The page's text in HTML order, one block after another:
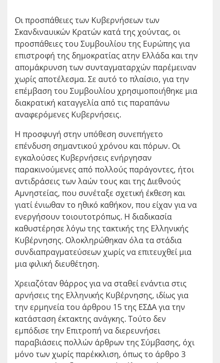
Οι προσπάθειες των Κυβερνήσεων των
Σκανδιναυικών Κρατών κατά της χούντας, οι
προσπάθειες του Συμβουλίου της Ευρώπης για
επιστροφή της δημοκρατίας ατην Ελλάδα και την
απομάκρυνση των συνταγματαρχών παρέμειναν
χωρίς αποτέλεσμα. Σε αυτό το πλαίσιο, για την
επέμβαση του Συμβουλίου χρησιμοποιήθηκε μια
διακρατική καταγγελία από τις παραπάνω
αναφερόμενες Κυβερνήσεις.
Η προσφυγή στην υπόθεση συνεπήγετο
επένδυση σημαντικού χρόνου και πόρων. Οι
εγκαλούσες Κυβερνήσεις ενήργησαν
παρακινούμενες από πολλούς παράγοντες, ήτοι
αντιδράσεις των λαών τους και της Διεθνούς
Αμνηστείας, που συνέταξε σχετική έκθεση και
γιατί ένιωθαν το ηθικό καθήκον, που είχαν για να
ενεργήσουν τοιουτοτρόπως. Η διαδικασία
καθυστέρησε λόγω της τακτικής της Ελληνικής
Κυβέρνησης. Ολοκληρώθηκαν όλα τα στάδια
συνδιαπραγματεύσεων χωρίς να επιτευχθεί μια
μια φιλική διευθέτηση.
Χρειαζόταν θάρρος για να σταθεί ενάντια στις
αρνήσεις της Ελληνικής Κυβέρνησης, ιδίως για
την ερμηνεία του άρθρου 15 της ΕΣΔΑ για την
κατάσταση έκτακτης ανάγκης. Τούτο δεν
εμπόδισε την Επιτροπή να διερευνήσει
παραβιάσεις πολλών άρθρων της Σύμβασης, όχι
μόνο των χωρίς παρέκκλιση, όπως το άρθρο 3